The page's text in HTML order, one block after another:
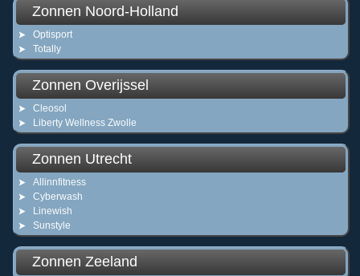
Zonnen Noord-Holland
Optisport
Totally
Zonnen Overijssel
Cleosol
Liberty Wellness Zwolle
Zonnen Utrecht
Allinnfitness
Cyberwash
Linewish
Sunstyle
Zonnen Zeeland